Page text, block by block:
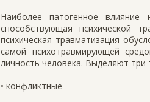
Наиболее патогенное
способствующая психической
психическая травматизация
самой психотравмирующей
личность человека. Выделяют три
• конфликтные